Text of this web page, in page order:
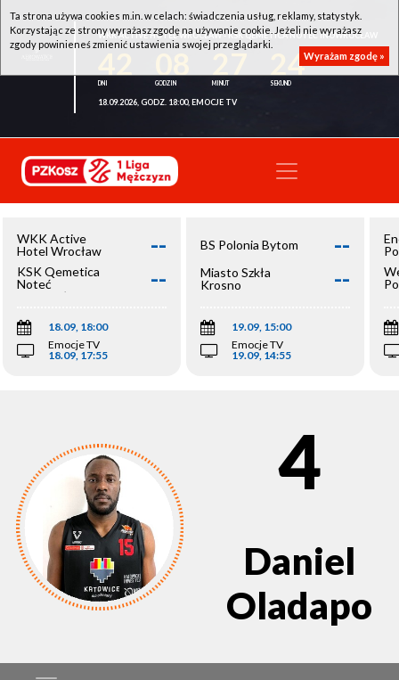
WKK ACTIVE HOTEL WROCŁAW - KSK QEMETICA NOTEĆ INOWROCŁAW
24
18.09.2026, GODZ. 18:00, EMOCJE TV
WKK Active
Hotel Wrocław
--
KSK Qemetica
Noteć
Inowrocław
--
18.09, 18:00
Emocje TV
18.09, 17:55
BS Polonia Bytom --
Miasto Szkła
Krosno
--
19.09, 15:00
Emocje TV
19.09, 14:55
4
Daniel
Oladapo
Ta strona używa cookies m.in. w celach: świadczenia usług, reklamy, statystyk.
Korzystając ze strony wyrażasz zgodę na używanie cookie. Jeżeli nie wyrażasz
zgody powinieneś zmienić ustawienia swojej przeglądarki.
Wyrażam zgodę »